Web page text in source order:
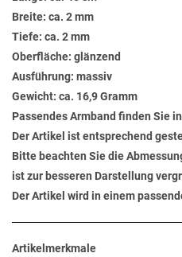
Breite: ca. 2 mm
Tiefe: ca. 2 mm
Oberfläche: glänzend
Ausführung: massiv
Gewicht: ca. 16,9 Gramm
Passendes Armband finden Sie
Der Artikel ist entsprechend
Bitte beachten Sie die
ist zur besseren Darstellung
Der Artikel wird in einem
Artikelmerkmale